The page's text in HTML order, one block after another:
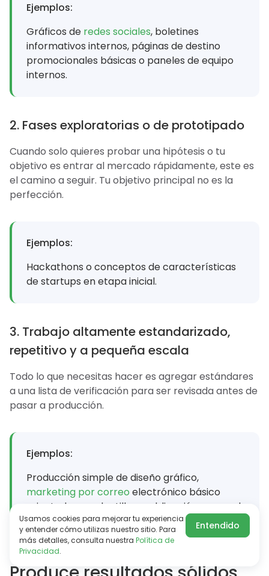
Ejemplos:
Gráficos de redes sociales, boletines
informativos internos, páginas de destino
promocionales básicas o paneles de equipo
internos.
2. Fases exploratorias o de prototipado
Cuando solo quieres probar una hipótesis o tu
objetivo es entrar al mercado rápidamente, este es
el camino a seguir. Tu objetivo principal no es la
perfección.
Ejemplos:
Hackathons o conceptos de características
de startups en etapa inicial.
3. Trabajo altamente estandarizado,
repetitivo y a pequeña escala
Todo lo que necesitas hacer es agregar estándares
a una lista de verificación para ser revisada antes de
pasar a producción.
Ejemplos:
Producción simple de diseño gráfico,
marketing por correo electrónico básico
orientado por plantilla o publicación semanal
de publicaciones de blog.
Usamos cookies para mejorar tu experiencia
y entender cómo utilizas nuestro sitio. Para
más detalles, consulta nuestra Política de
Privacidad.
Entendido